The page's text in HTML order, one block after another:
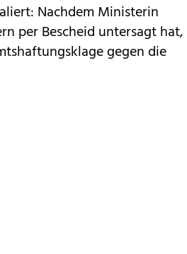
Nachdem Ministerin
per Bescheid untersagt hat,
gegen die